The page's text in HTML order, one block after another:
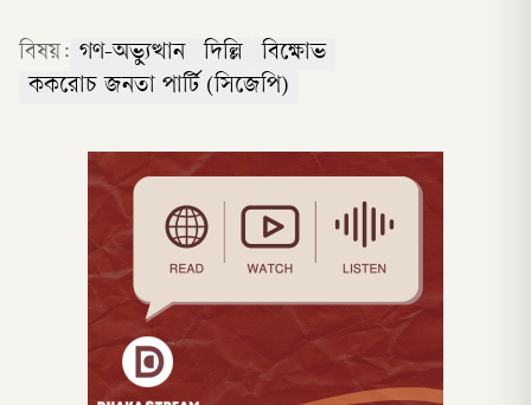
বিষয়: গণ-অভ্যুত্থান দিল্লি
বিক্ষোভ
ককরোচ জনতা পার্টি (সিজেপি)